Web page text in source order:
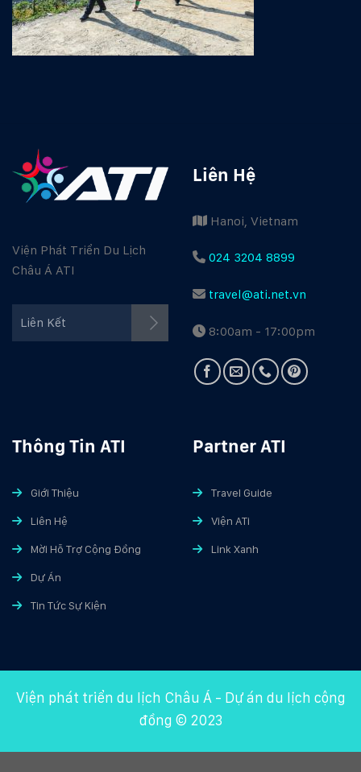
Viện Phát Triển Du Lịch
Châu Á ATI
Liên Kết
Facebook ATI
Youtube ATI
Liên Hệ
Hanoi, Vietnam
024 3204 8899
travel@ati.net.vn
8:00am - 17:00pm
Thông Tin ATI
Giới Thiệu
Liên Hệ
Mời Hỗ Trợ Cộng Đồng
Dự Án
Tin Tức Sự Kiện
Partner ATI
Travel Guide
Viện ATi
Link Xanh
Viện phát triển du lịch Châu Á - Dự án du lịch cộng
đồng © 2023